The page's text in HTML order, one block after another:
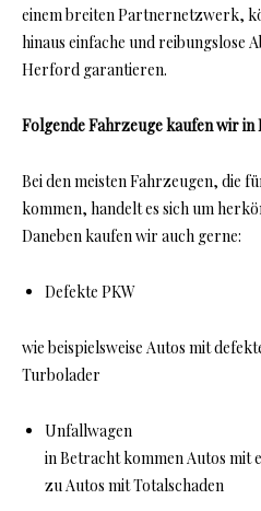
einem breiten Partnernetzwerk,
hinaus einfache und reibungslose
Herford garantieren.
Folgende Fahrzeuge kaufen wir
Bei den meisten Fahrzeugen, die
kommen, handelt es sich um
Daneben kaufen wir auch gerne:
Defekte PKW
wie beispielsweise Autos mit
Turbolader
Unfallwagen
in Betracht kommen Autos mit
zu Autos mit Totalschaden